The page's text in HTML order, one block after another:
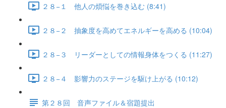
２８−１ 他人の煩悩を巻き込む (8:41)
２８−２ 抽象度を高めてエネルギーを高める (10:04)
２８−３ リーダーとしての情報身体をつくる (11:27)
２８−４ 影響力のステージを駆け上がる (10:12)
第２８回 音声ファイル＆宿題提出